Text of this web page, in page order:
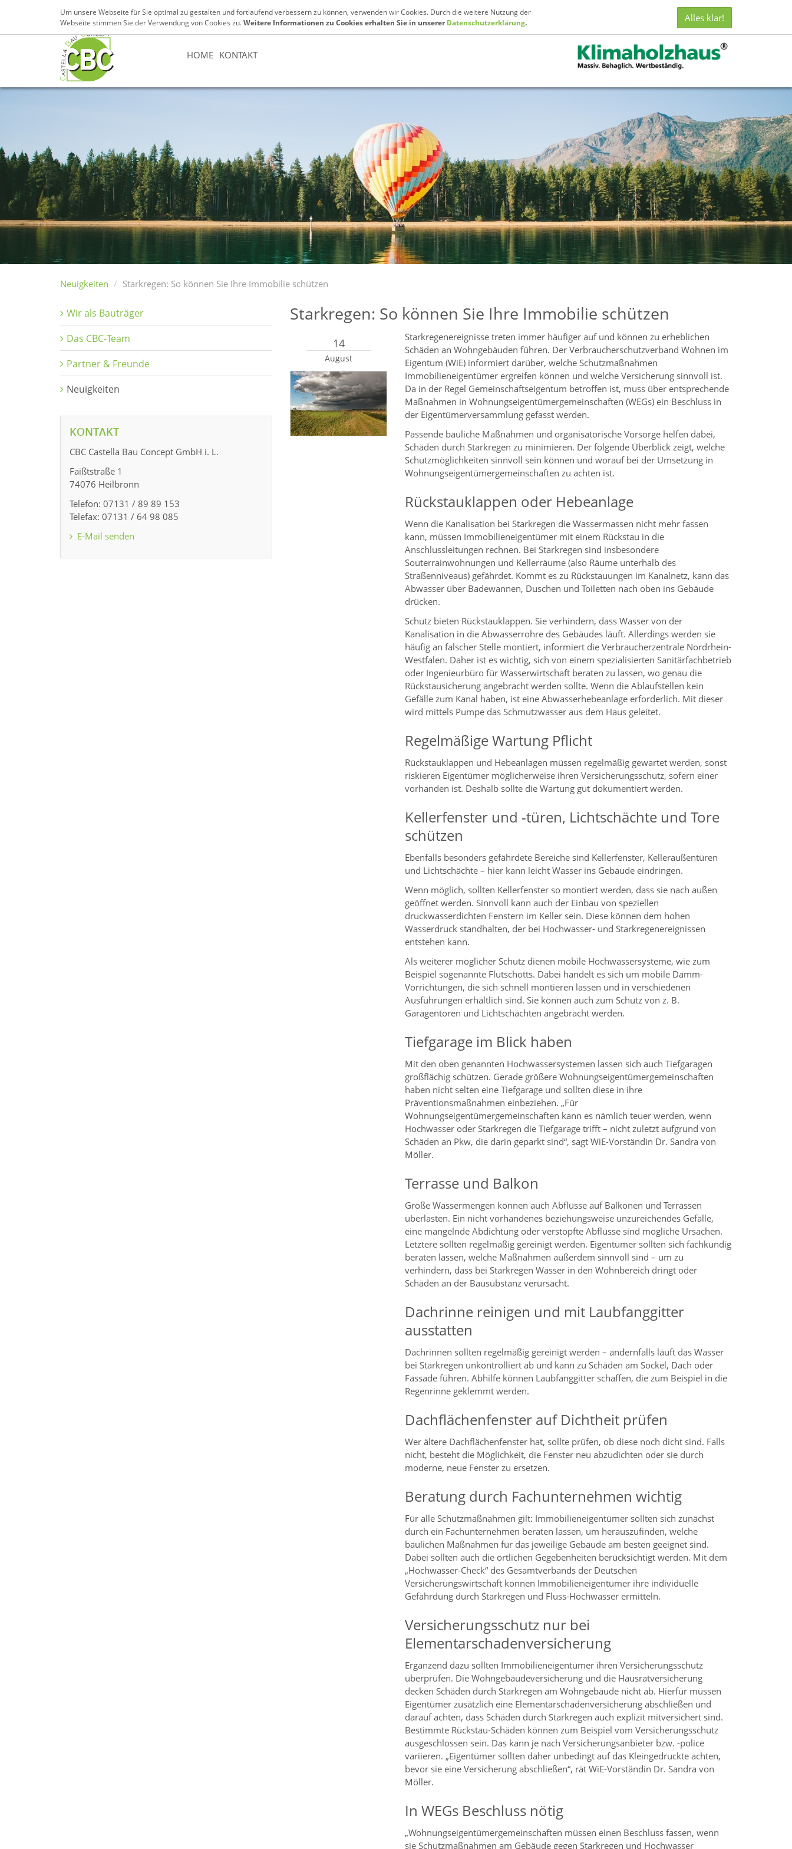
07131 / 89 89 153 info@cbc-castella.de
Castella
Concept
i.
L.
auf
Facebook
HOME KONTAKT
Neuigkeiten Starkregen: So können Sie Ihre Immobilie schützen
Starkregen: So können Sie Ihre Immobilie schützen
14
August
Starkregenereignisse treten immer häufiger auf und können zu erheblichen
Schäden an Wohngebäuden führen. Der Verbraucherschutzverband Wohnen im
Eigentum (WiE) informiert darüber, welche Schutzmaßnahmen
Immobilieneigentümer ergreifen können und welche Versicherung sinnvoll ist.
Da in der Regel Gemeinschaftseigentum betroffen ist, muss über entsprechende
Maßnahmen in Wohnungseigentümergemeinschaften (WEGs) ein Beschluss in
der Eigentümerversammlung gefasst werden.
Passende bauliche Maßnahmen und organisatorische Vorsorge helfen dabei,
Schäden durch Starkregen zu minimieren. Der folgende Überblick zeigt, welche
Schutzmöglichkeiten sinnvoll sein können und worauf bei der Umsetzung in
Wohnungseigentümergemeinschaften zu achten ist.
Rückstauklappen oder Hebeanlage
Wenn die Kanalisation bei Starkregen die Wassermassen nicht mehr fassen
kann, müssen Immobilieneigentümer mit einem Rückstau in die
Anschlussleitungen rechnen. Bei Starkregen sind insbesondere
Souterrainwohnungen und Kellerräume (also Räume unterhalb des
Straßenniveaus) gefährdet. Kommt es zu Rückstauungen im Kanalnetz, kann das
Abwasser über Badewannen, Duschen und Toiletten nach oben ins Gebäude
drücken.
Schutz bieten Rückstauklappen. Sie verhindern, dass Wasser von der
Kanalisation in die Abwasserrohre des Gebäudes läuft. Allerdings werden sie
häufig an falscher Stelle montiert, informiert die Verbraucherzentrale Nordrhein-
Westfalen. Daher ist es wichtig, sich von einem spezialisierten Sanitärfachbetrieb
oder Ingenieurbüro für Wasserwirtschaft beraten zu lassen, wo genau die
Rückstausicherung angebracht werden sollte. Wenn die Ablaufstellen kein
Gefälle zum Kanal haben, ist eine Abwasserhebeanlage erforderlich. Mit dieser
wird mittels Pumpe das Schmutzwasser aus dem Haus geleitet.
Regelmäßige Wartung Pflicht
Rückstauklappen und Hebeanlagen müssen regelmäßig gewartet werden, sonst
riskieren Eigentümer möglicherweise ihren Versicherungsschutz, sofern einer
vorhanden ist. Deshalb sollte die Wartung gut dokumentiert werden.
Kellerfenster und -türen, Lichtschächte und Tore
schützen
Ebenfalls besonders gefährdete Bereiche sind Kellerfenster, Kelleraußentüren
und Lichtschächte – hier kann leicht Wasser ins Gebäude eindringen.
Wenn möglich, sollten Kellerfenster so montiert werden, dass sie nach außen
geöffnet werden. Sinnvoll kann auch der Einbau von speziellen
druckwasserdichten Fenstern im Keller sein. Diese können dem hohen
Wasserdruck standhalten, der bei Hochwasser- und Starkregenereignissen
entstehen kann.
Als weiterer möglicher Schutz dienen mobile Hochwassersysteme, wie zum
Beispiel sogenannte Flutschotts. Dabei handelt es sich um mobile Damm-
Vorrichtungen, die sich schnell montieren lassen und in verschiedenen
Ausführungen erhältlich sind. Sie können auch zum Schutz von z. B.
Garagentoren und Lichtschächten angebracht werden.
Tiefgarage im Blick haben
Mit den oben genannten Hochwassersystemen lassen sich auch Tiefgaragen
großflächig schützen. Gerade größere Wohnungseigentümergemeinschaften
haben nicht selten eine Tiefgarage und sollten diese in ihre
Präventionsmaßnahmen einbeziehen. „Für
Wohnungseigentümergemeinschaften kann es nämlich teuer werden, wenn
Hochwasser oder Starkregen die Tiefgarage trifft – nicht zuletzt aufgrund von
Schäden an Pkw, die darin geparkt sind“, sagt WiE-Vorständin Dr. Sandra von
Möller.
Terrasse und Balkon
Große Wassermengen können auch Abflüsse auf Balkonen und Terrassen
überlasten. Ein nicht vorhandenes beziehungsweise unzureichendes Gefälle,
eine mangelnde Abdichtung oder verstopfte Abflüsse sind mögliche Ursachen.
Letztere sollten regelmäßig gereinigt werden. Eigentümer sollten sich fachkundig
beraten lassen, welche Maßnahmen außerdem sinnvoll sind – um zu
verhindern, dass bei Starkregen Wasser in den Wohnbereich dringt oder
Schäden an der Bausubstanz verursacht.
Dachrinne reinigen und mit Laubfanggitter
ausstatten
Dachrinnen sollten regelmäßig gereinigt werden – andernfalls läuft das Wasser
bei Starkregen unkontrolliert ab und kann zu Schäden am Sockel, Dach oder
Fassade führen. Abhilfe können Laubfanggitter schaffen, die zum Beispiel in die
Regenrinne geklemmt werden.
Dachflächenfenster auf Dichtheit prüfen
Wer ältere Dachflächenfenster hat, sollte prüfen, ob diese noch dicht sind. Falls
nicht, besteht die Möglichkeit, die Fenster neu abzudichten oder sie durch
moderne, neue Fenster zu ersetzen.
Beratung durch Fachunternehmen wichtig
Für alle Schutzmaßnahmen gilt: Immobilieneigentümer sollten sich zunächst
durch ein Fachunternehmen beraten lassen, um herauszufinden, welche
baulichen Maßnahmen für das jeweilige Gebäude am besten geeignet sind.
Dabei sollten auch die örtlichen Gegebenheiten berücksichtigt werden. Mit dem
„Hochwasser-Check“ des Gesamtverbands der Deutschen
Versicherungswirtschaft können Immobilieneigentümer ihre individuelle
Gefährdung durch Starkregen und Fluss-Hochwasser ermitteln.
Versicherungsschutz nur bei
Elementarschadenversicherung
Ergänzend dazu sollten Immobilieneigentümer ihren Versicherungsschutz
überprüfen. Die Wohngebäudeversicherung und die Hausratversicherung
decken Schäden durch Starkregen am Wohngebäude nicht ab. Hierfür müssen
Eigentümer zusätzlich eine Elementarschadenversicherung abschließen und
darauf achten, dass Schäden durch Starkregen auch explizit mitversichert sind.
Bestimmte Rückstau-Schäden können zum Beispiel vom Versicherungsschutz
ausgeschlossen sein. Das kann je nach Versicherungsanbieter bzw. -police
variieren. „Eigentümer sollten daher unbedingt auf das Kleingedruckte achten,
bevor sie eine Versicherung abschließen“, rät WiE-Vorständin Dr. Sandra von
Möller.
In WEGs Beschluss nötig
„Wohnungseigentümergemeinschaften müssen einen Beschluss fassen, wenn
sie Schutzmaßnahmen am Gebäude gegen Starkregen und Hochwasser
Wir als Bauträger
Das CBC-Team
Partner & Freunde
Neuigkeiten
KONTAKT
CBC Castella Bau Concept GmbH i. L.
Faißtstraße 1
74076 Heilbronn
Telefon: 07131 / 89 89 153
Telefax: 07131 / 64 98 085
E-Mail senden
Um unsere Webseite für Sie optimal zu gestalten und fortlaufend verbessern zu können, verwenden wir Cookies. Durch die weitere Nutzung der
Webseite stimmen Sie der Verwendung von Cookies zu.Weitere Informationen zu Cookies erhalten Sie in unsererDatenschutzerklärung. Alles klar!